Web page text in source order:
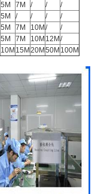
5M 7M / /
/
5M / / /
/
5M 7M 10M /
/
5M 7M 10M 12M /
10M 15M 20M 50M 100M